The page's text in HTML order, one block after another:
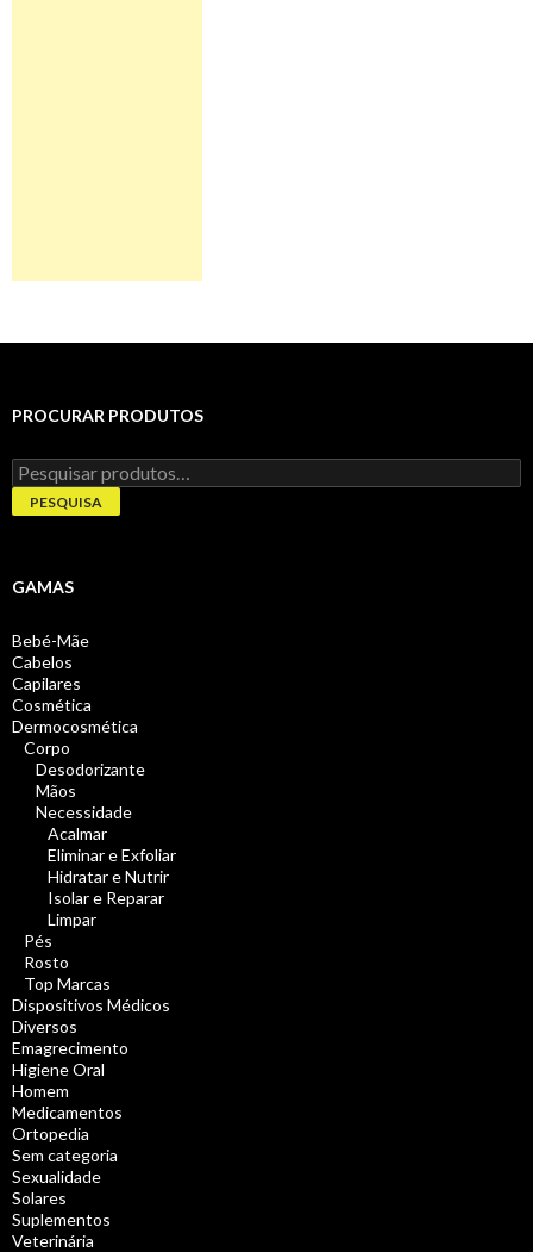
PROCURAR PRODUTOS
Pesquisar
por:
PESQUISA
GAMAS
Bebé-Mãe
Cabelos
Capilares
Cosmética
Dermocosmética
Corpo
Desodorizante
Mãos
Necessidade
Acalmar
Eliminar e Exfoliar
Hidratar e Nutrir
Isolar e Reparar
Limpar
Pés
Rosto
Top Marcas
Dispositivos Médicos
Diversos
Emagrecimento
Higiene Oral
Homem
Medicamentos
Ortopedia
Sem categoria
Sexualidade
Solares
Suplementos
Veterinária